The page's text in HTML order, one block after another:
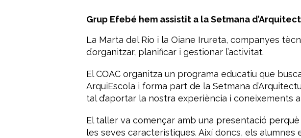
Grup Efebé hem assistit a la Setmana
La Marta del Río i la Oiane Irureta, companyes
d’organitzar, planificar i gestionar l’activitat.
El COAC organitza un programa educatiu que
ArquiEscola i forma part de la Setmana
tal d’aportar la nostra experiència i coneixements
El taller va començar amb una presentació
les seves característiques. Així doncs, els